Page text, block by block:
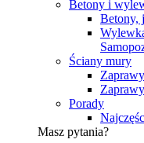
Betony i
Betony,
Ściany mury
Porady
Masz pytania?